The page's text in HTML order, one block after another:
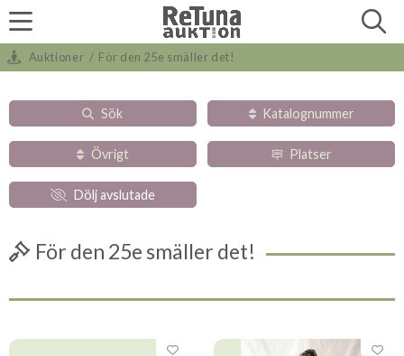
Auktioner / För den 25e smäller det!
Sök Katalognummer
Övrigt Platser
Dölj avslutade
För den 25e smäller det!